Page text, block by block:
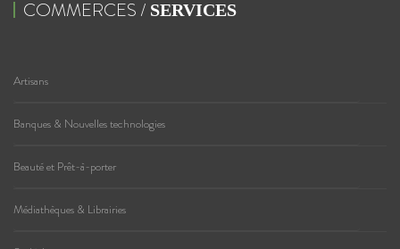
COMMERCES / SERVICES
Artisans
Banques & Nouvelles technologies
Beauté et Prêt-à-porter
Médiathèques & Librairies